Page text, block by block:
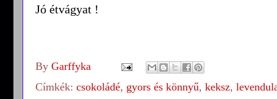
Jó étvágyat !
By Garffyka
Címkék: csokoládé, gyors és könnyű, keksz,